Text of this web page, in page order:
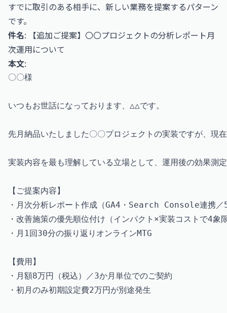
すでに取引のある相手に、新しい業務を提案するパターン
です。
件名: 【追加ご提案】〇〇プロジェクトの分析レポート月
次運用について
本文:
〇〇様
いつもお世話になっております、△△です。
先月納品いたしました〇〇プロジェクトの実装ですが、現
実装内容を最も理解している立場として、運用後の効果測
【ご提案内容】
・月次分析レポート作成（GA4・Search Console連携／
・改善施策の優先順位付け（インパクト×実装コストで4象
・月1回30分の振り返りオンラインMTG
【費用】
・月額8万円（税込）／3か月単位でのご契約
・初月のみ初期設定費2万円が別途発生